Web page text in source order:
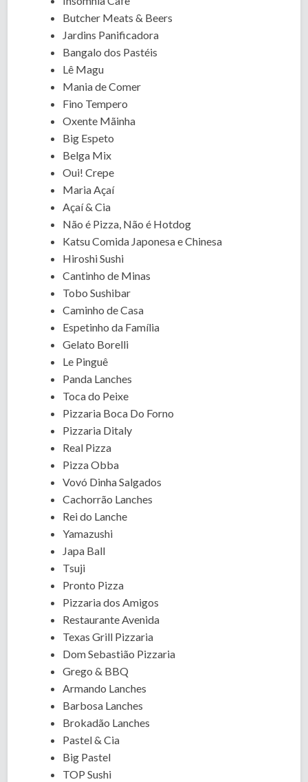
Butcher Meats & Beers
Jardins Panificadora
Bangalo dos Pastéis
Lê Magu
Mania de Comer
Fino Tempero
Oxente Mãinha
Big Espeto
Belga Mix
Oui! Crepe
Maria Açaí
Açaí & Cia
Não é Pizza, Não é Hotdog
Katsu Comida Japonesa e Chinesa
Hiroshi Sushi
Cantinho de Minas
Tobo Sushibar
Caminho de Casa
Espetinho da Família
Gelato Borelli
Le Pinguê
Panda Lanches
Toca do Peixe
Pizzaria Boca Do Forno
Pizzaria Ditaly
Real Pizza
Pizza Obba
Vovó Dinha Salgados
Cachorrão Lanches
Rei do Lanche
Yamazushi
Japa Ball
Tsuji
Pronto Pizza
Pizzaria dos Amigos
Restaurante Avenida
Texas Grill Pizzaria
Dom Sebastião Pizzaria
Grego & BBQ
Armando Lanches
Barbosa Lanches
Brokadão Lanches
Pastel & Cia
Big Pastel
TOP Sushi